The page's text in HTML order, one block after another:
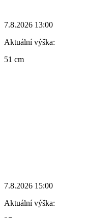
7.8.2026 13:00
Aktuální výška:
51 cm
7.8.2026 15:00
Aktuální výška: